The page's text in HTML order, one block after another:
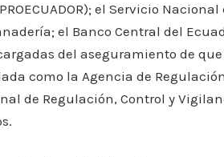
el Servicio
el Banco Central del
del aseguramiento de
como la Agencia de
de Regulación, Control y